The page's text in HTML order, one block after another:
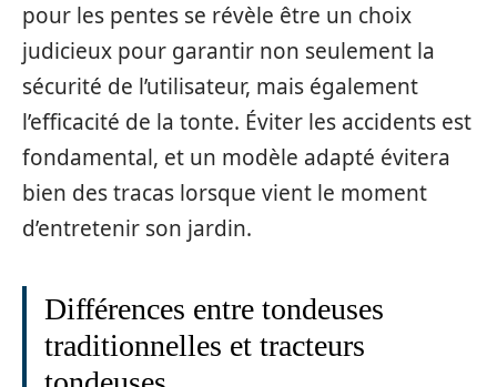
pour les pentes se révèle être un choix
judicieux pour garantir non seulement la
sécurité de l’utilisateur, mais également
l’efficacité de la tonte. Éviter les accidents est
fondamental, et un modèle adapté évitera
bien des tracas lorsque vient le moment
d’entretenir son jardin.
Différences entre tondeuses
traditionnelles et tracteurs